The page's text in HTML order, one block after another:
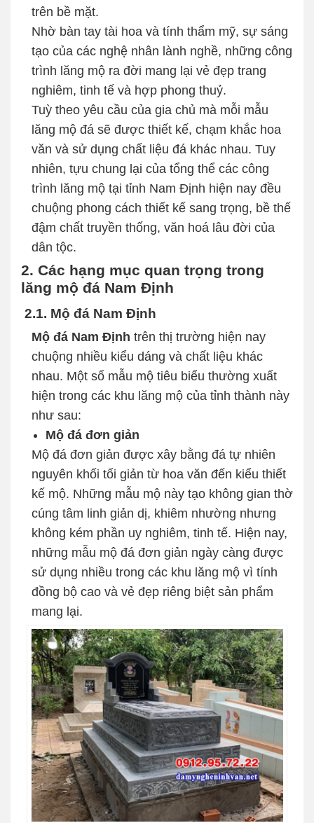
trên bề mặt.
Nhờ bàn tay tài hoa và tính thẩm mỹ, sự sáng
tạo của các nghệ nhân lành nghề, những công
trình lăng mộ ra đời mang lại vẻ đẹp trang
nghiêm, tinh tế và hợp phong thuỷ.
Tuỳ theo yêu cầu của gia chủ mà mỗi mẫu
lăng mộ đá sẽ được thiết kế, chạm khắc hoa
văn và sử dụng chất liệu đá khác nhau. Tuy
nhiên, tựu chung lại của tổng thể các công
trình lăng mộ tại tỉnh Nam Định hiện nay đều
chuộng phong cách thiết kế sang trọng, bề thế
đậm chất truyền thống, văn hoá lâu đời của
dân tộc.
2. Các hạng mục quan trọng trong
lăng mộ đá Nam Định
2.1. Mộ đá Nam Định
Mộ đá Nam Định trên thị trường hiện nay
chuộng nhiều kiểu dáng và chất liệu khác
nhau. Một số mẫu mộ tiêu biểu thường xuất
hiện trong các khu lăng mộ của tỉnh thành này
như sau:
Mộ đá đơn giản
Mộ đá đơn giản được xây bằng đá tự nhiên
nguyên khối tối giản từ hoa văn đến kiểu thiết
kế mộ. Những mẫu mộ này tạo không gian thờ
cúng tâm linh giản dị, khiêm nhường nhưng
không kém phần uy nghiêm, tinh tế. Hiện nay,
những mẫu mộ đá đơn giản ngày càng được
sử dụng nhiều trong các khu lăng mộ vì tính
đồng bộ cao và vẻ đẹp riêng biệt sản phẩm
mang lại.